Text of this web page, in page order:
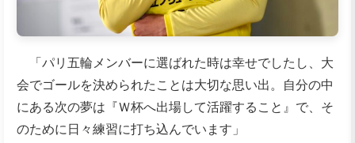
「パリ五輪メンバーに選ばれた時は幸せでしたし、大
会でゴールを決められたことは大切な思い出。自分の中
にある次の夢は『Ｗ杯へ出場して活躍すること』で、そ
のために日々練習に打ち込んでいます」